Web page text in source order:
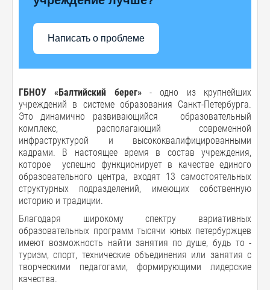
Написать о проблеме
ГБНОУ «Балтийский берег»- одно из крупнейших
учреждений в системе образования Санкт-Петербурга.
Это динамично развивающийся образовательный
комплекс, располагающий современной
инфраструктурой и высококвалифицированными
кадрами. В настоящее время в состав учреждения,
которое успешно функционирует в качестве единого
образовательного центра, входят 13 самостоятельных
структурных подразделений, имеющих собственную
историю и традиции.
Благодаря широкому спектру вариативных
образовательных программ тысячи юных петербуржцев
имеют возможность найти занятия по душе, будь то -
туризм, спорт, технические объединения или занятия с
творческими педагогами, формирующими лидерские
качества.